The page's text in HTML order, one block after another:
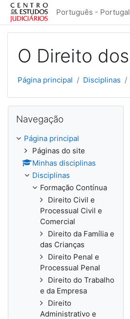
Ir para o conteúdo principal
Português -
O Direito
Página principal Disciplinas
Navegação
Página principal
Páginas do site
Minhas disciplinas
Disciplinas
Formação Contínua
Direito Civil e
Processual Civil e
Comercial
Direito da Família e
das Crianças
Direito Penal e
Processual Penal
Direito do Trabalho
e da Empresa
Direito
Administrativo e